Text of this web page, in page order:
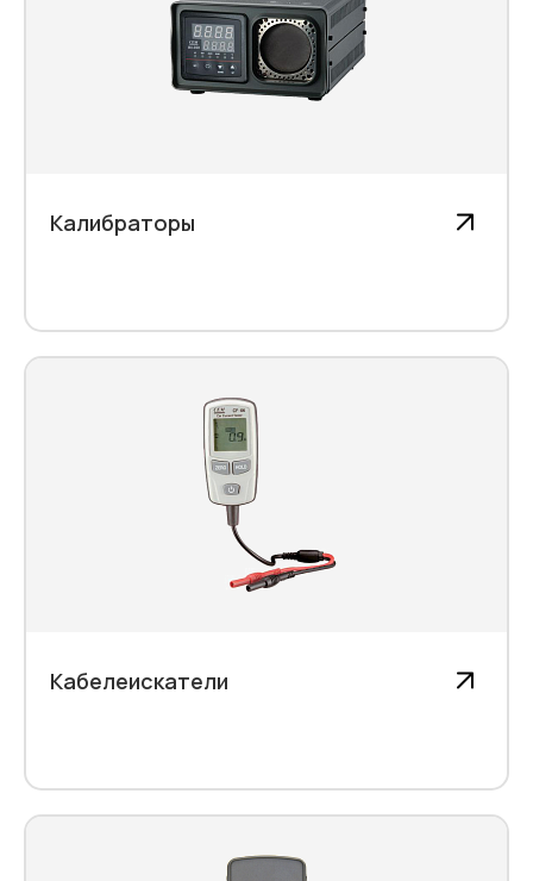
Калибраторы
Кабелеискатели